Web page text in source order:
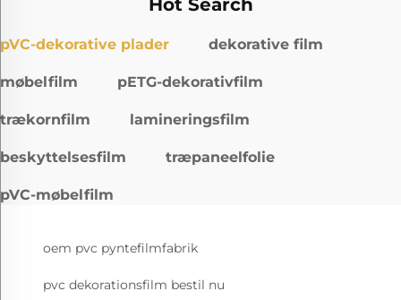
Hot Search
pVC-dekorative plader dekorative film
møbelfilm pETG-dekorativfilm
trækornfilm lamineringsfilm
beskyttelsesfilm træpaneelfolie
pVC-møbelfilm
oem pvc pyntefilmfabrik
pvc dekorationsfilm bestil nu